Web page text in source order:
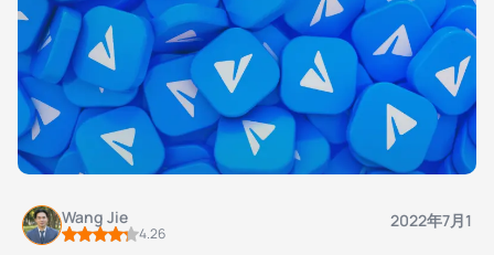
Wang Jie
4.26
2022年7月1